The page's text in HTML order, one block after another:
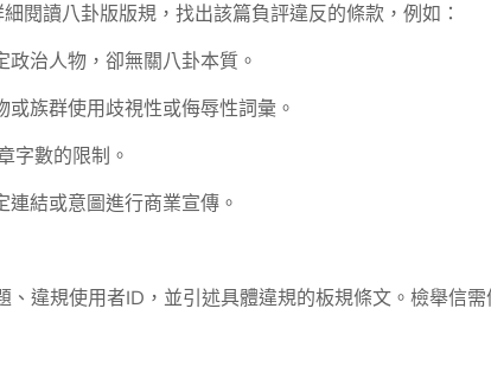
閱讀八卦版版規，找出該篇負評違反的條款，例如：
治人物，卻無關八卦本質。
族群使用歧視性或侮辱性詞彙。
字數的限制。
連結或意圖進行商業宣傳。
、違規使用者ID，並引述具體違規的板規條文。檢舉信